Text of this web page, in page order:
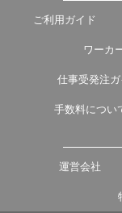
ご利用ガイド
ワーカ
仕事受発注
手数料につい
運営会社